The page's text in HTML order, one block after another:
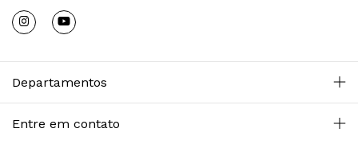
Departamentos
Entre em contato